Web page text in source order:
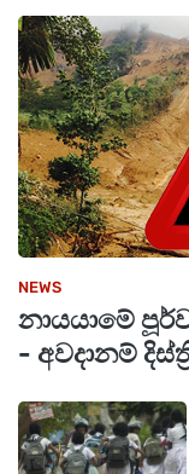
NEWS
නායයාමේ
- අවදානම්